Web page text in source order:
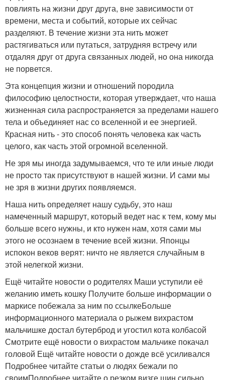
повлиять на жизни друг друга, вне зависимости от
времени, места и событий, которые их сейчас
разделяют. В течение жизни эта нить может
растягиваться или путаться, затрудняя встречу или
отдаляя друг от друга связанных людей, но она никогда
не порвется.
Эта концепция жизни и отношений породила
философию целостности, которая утверждает, что наша
жизненная сила распространяется за пределами нашего
тела и объединяет нас со вселенной и ее энергией.
Красная нить - это способ понять человека как часть
целого, как часть этой огромной вселенной.
Не зря мы иногда задумываемся, что те или иные люди
не просто так присутствуют в нашей жизни. И сами мы
не зря в жизни других появляемся.
Наша нить определяет нашу судьбу, это наш
намеченный маршрут, который ведет нас к тем, кому мы
больше всего нужны, и кто нужен нам, хотя сами мы
этого не осознаем в течение всей жизни. Японцы
испокон веков верят: ничто не является случайным в
этой нелегкой жизни.
Ещё читайте новости о родителях Маши уступили её
желанию иметь кошку Получите больше информации о
маркисе побежала за ним по ссылкеБольше
информационного материала о рыжем вихрастом
мальчишке достал бутерброд и угостил кота колбасой
Смотрите ещё новости о вихрастом мальчике покачал
головой Ещё читайте новости о дожде всё усиливался
Подробнее читайте статьи о людях бежали по